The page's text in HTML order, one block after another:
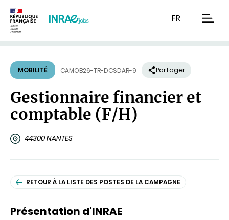
FR
MOBILITÉ CAMOB26-TR-DCSDAR-9 Partager
Gestionnaire financier et
comptable (F/H)
44300 NANTES
RETOUR À LA LISTE DES POSTES DE LA CAMPAGNE
Présentation d'INRAE